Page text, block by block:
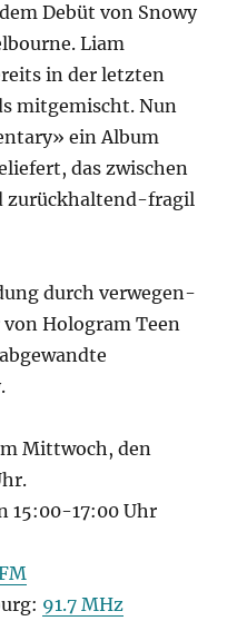
Debüt von Snowy
Liam
in der letzten
mitgemischt. Nun
ein Album
das zwischen
zurückhaltend-fragil
durch verwegen-
Hologram Teen
Mittwoch, den
15:00-17:00 Uhr
91.7 MHz